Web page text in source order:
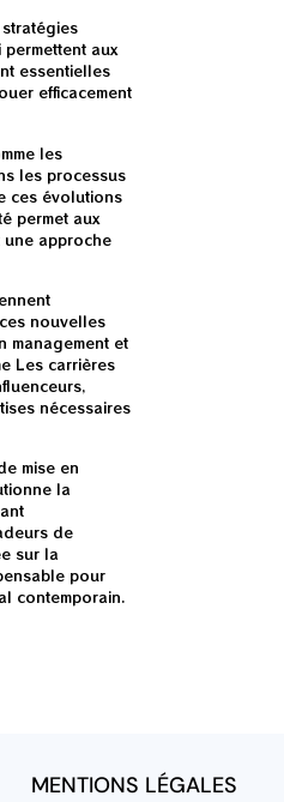
aux
essentielles
efficacement
les
les processus
ces évolutions
permet aux
approche
nouvelles
management et
Les carrières
nécessaires
mise en
la
de
sur la
pour
contemporain.
MENTIONS LÉGALES